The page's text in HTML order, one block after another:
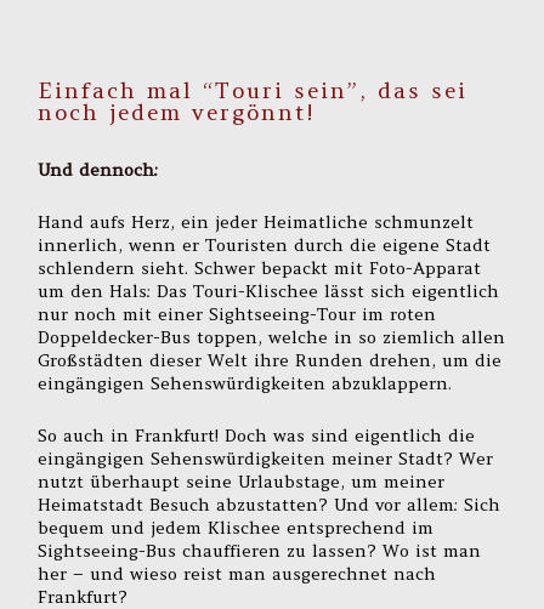
Einfach mal “Touri sein”, das sei
noch jedem vergönnt!
Und dennoch:
Hand aufs Herz, ein jeder Heimatliche schmunzelt
innerlich, wenn er Touristen durch die eigene Stadt
schlendern sieht. Schwer bepackt mit Foto-Apparat
um den Hals: Das Touri-Klischee lässt sich eigentlich
nur noch mit einer Sightseeing-Tour im roten
Doppeldecker-Bus toppen, welche in so ziemlich allen
Großstädten dieser Welt ihre Runden drehen, um die
eingängigen Sehenswürdigkeiten abzuklappern.
So auch in Frankfurt! Doch was sind eigentlich die
eingängigen Sehenswürdigkeiten meiner Stadt? Wer
nutzt überhaupt seine Urlaubstage, um meiner
Heimatstadt Besuch abzustatten? Und vor allem: Sich
bequem und jedem Klischee entsprechend im
Sightseeing-Bus chauffieren zu lassen? Wo ist man
her – und wieso reist man ausgerechnet nach
Frankfurt?